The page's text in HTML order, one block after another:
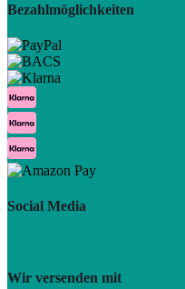
Bezahlmöglichkeiten
Social Media
Wir versenden mit